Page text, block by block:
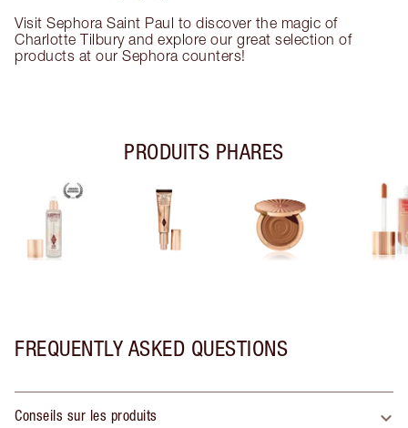
Visit Sephora Saint Paul to discover the magic of
Charlotte Tilbury and explore our great selection of
products at our Sephora counters!
PRODUITS PHARES
FREQUENTLY ASKED QUESTIONS
Conseils sur les produits